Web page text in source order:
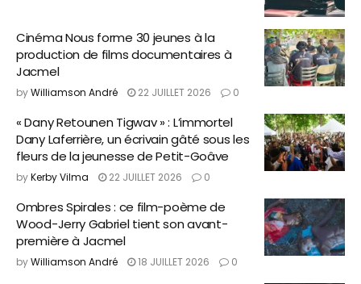
Cinéma Nous forme 30 jeunes à la
production de films documentaires à
Jacmel
byWilliamson André 22 JUILLET 2026 0
« Dany Retounen Tigwav » : L’immortel
Dany Laferrière, un écrivain gâté sous les
fleurs de la jeunesse de Petit-Goâve
byKerby Vilma 22 JUILLET 2026 0
Ombres Spirales : ce film-poème de
Wood-Jerry Gabriel tient son avant-
première à Jacmel
byWilliamson André 18 JUILLET 2026 0